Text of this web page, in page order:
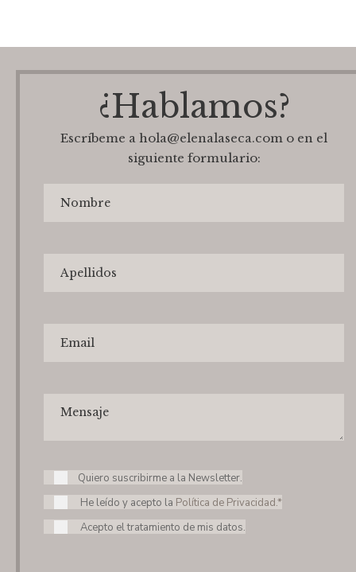
¿Hablamos?
Escríbeme a hola@elenalaseca.com o en el
siguiente formulario:
Quiero suscribirme a la Newsletter.
He leído y acepto la Política de Privacidad.*
Acepto el tratamiento de mis datos.